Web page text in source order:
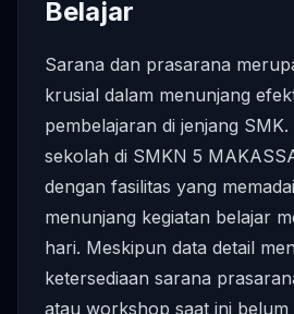
Belajar
Sarana dan prasarana
krusial dalam menunjang
pembelajaran di jenjang
sekolah di SMKN 5
dengan fasilitas yang
menunjang kegiatan belajar
hari. Meskipun data detail
ketersediaan sarana
atau workshop saat ini belum